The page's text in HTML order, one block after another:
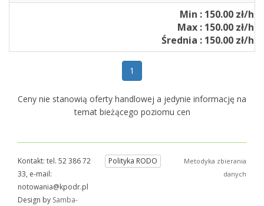
Min : 150.00 zł/ha
Max : 150.00 zł/ha
Średnia : 150.00 zł/ha
1
Ceny nie stanowią oferty handlowej a jedynie informację na
temat bieżącego poziomu cen
Kontakt: tel. 52 386 72
33, e-mail:
notowania@kpodr.pl
Design by Samba-
Polityka RODO
Metodyka zbierania
danych